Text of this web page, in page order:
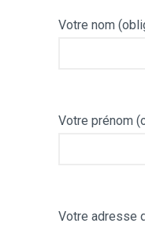
Votre nom
Votre prénom
Votre adresse